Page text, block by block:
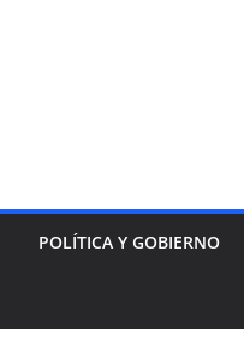
POLÍTICA Y GOBIERNO